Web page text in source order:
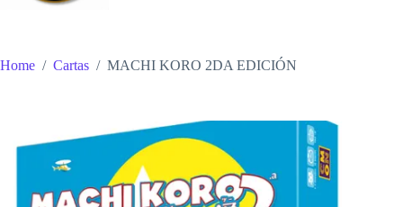
Home / Cartas / MACHI KORO 2DA EDICIÓN